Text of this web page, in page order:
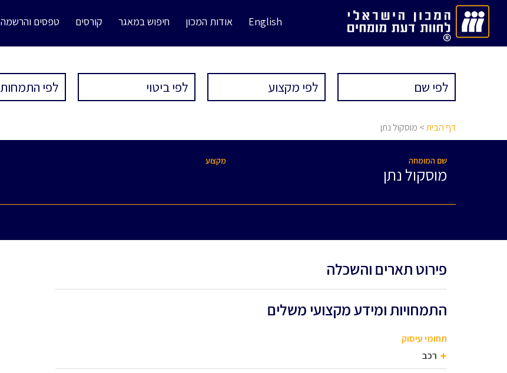
English אודות המכון חיפוש במאגר קורסים טפסים והרשמה
דף הבית> מוסקול נתן
שם המומחה
מוסקול נתן
מקצוע
פירוט תארים והשכלה
התמחויות ומידע מקצועי משלים
תחומי עיסוק
רכב